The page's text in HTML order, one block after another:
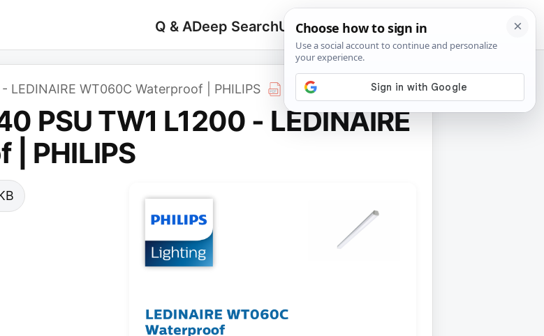
Q & ADeep SearchUpload
Search
for:
🔍
LEDINAIRE WT060C Waterproof | PHILIPS
PSU TW1 L1200 - LEDINAIRE
PHILIPS